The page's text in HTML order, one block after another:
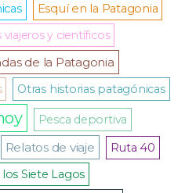
Esquí en la Patagonia
viajeros y científicos
de la Patagonia
Otras historias patagónicas
Pesca deportiva
Relatos de viaje
Ruta 40
Siete Lagos